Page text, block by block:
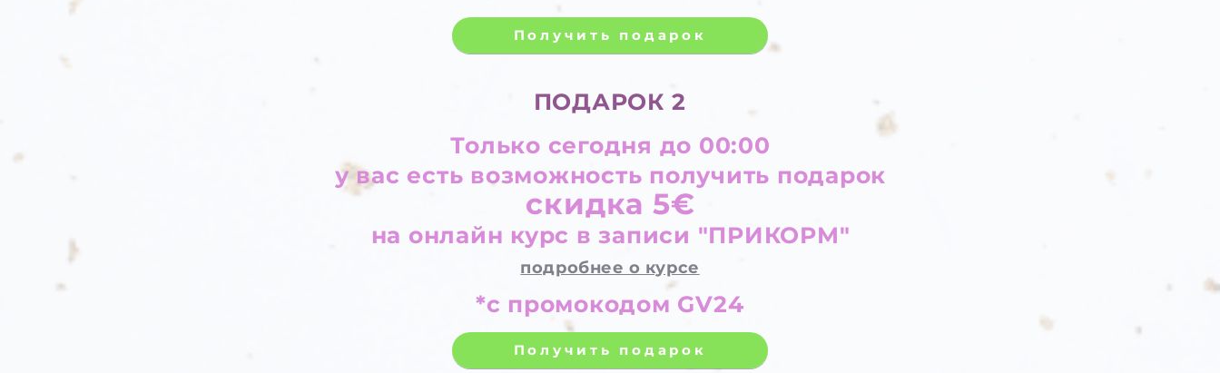
Получить подарок
ПОДАРОК 2
Только сегодня до 00:00
у вас есть возможность получить подарок
скидка 5€
на онлайн курс в записи "ПРИКОРМ"
подробнее о курсе
*c промокодом GV24
Получить подарок